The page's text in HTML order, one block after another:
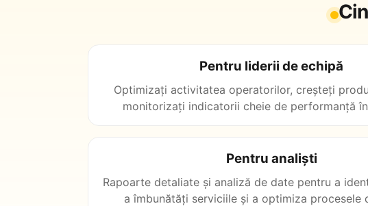
Pentru liderii de echipă
Optimizați activitatea operatorilor, creșteți
monitorizați indicatorii cheie de performanță
Pentru analiști
Rapoarte detaliate și analiză de date pentru a
a îmbunătăți serviciile și a optimiza procesele